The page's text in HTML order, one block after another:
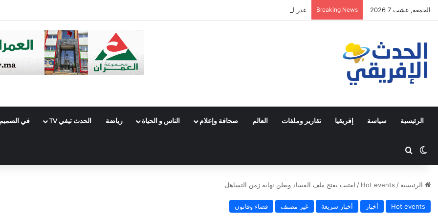
الجمعة, غشت 7 2026 Breaking News غدر الجزائر لاينسى
الرئيسية سياسة إفريقيا تقارير وملفات العالم صحافة وإعلام الناس و الحياة رياضة الحدث تيفي TV في الصميم
Switch skin
ابحث عن
الرئيسية /
Hot events
/ لفتيت يفتح ملف الفساد ويعلن نهاية زمن التساهل
Hot events أخبار أخبار سريعة غير مصنف قضاء وقانون